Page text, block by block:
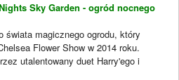
Sky Garden - ogród nocnego
świata magicznego ogrodu, który
Flower Show w 2014 roku.
utalentowany duet Harry'ego i